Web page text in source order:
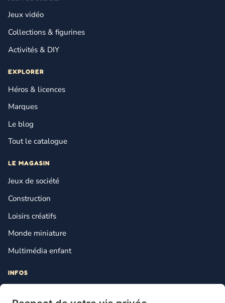
Jeux vidéo
Collections & figurines
Activités & DIY
EXPLORER
Héros & licences
Marques
Le blog
Tout le catalogue
LE MAGASIN
Jeux de société
Construction
Loisirs créatifs
Monde miniature
Multimédia enfant
INFOS